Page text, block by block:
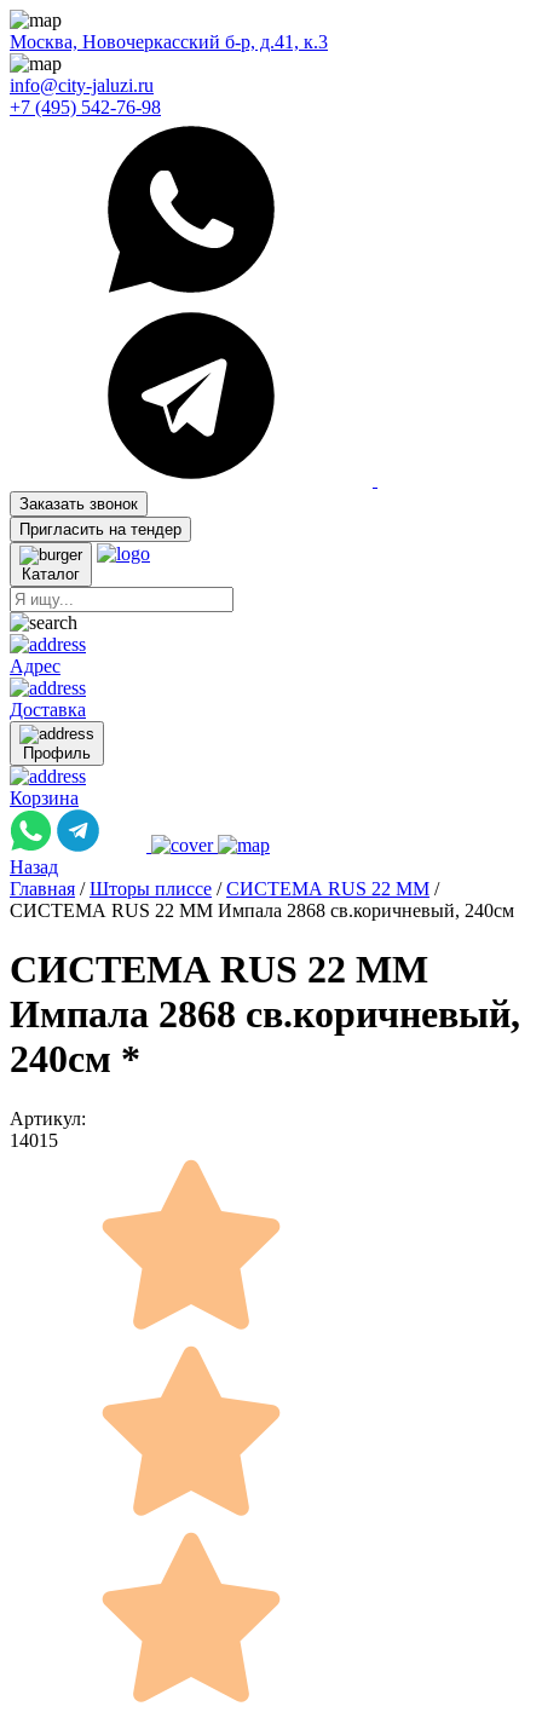
Москва, Новочеркасский б-р, д.41, к.3
info@city-jaluzi.ru
+7 (495) 542-76-98
Заказать звонок
Пригласить на тендер
Каталог
Адрес
Доставка
Профиль
Корзина
Назад
Главная / Шторы плиссе / СИСТЕМА RUS 22 ММ /
СИСТЕМА RUS 22 ММ Импала 2868 св.коричневый, 240см
СИСТЕМА RUS 22 ММ
Импала 2868 св.коричневый,
240см *
Артикул:
14015